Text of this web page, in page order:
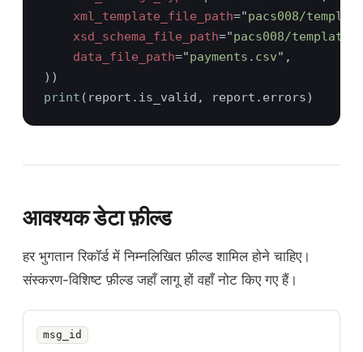
xml_template_file_path="pacs008/
xsd_schema_file_path="pacs008/
data_file_path="payments.csv
print
आवश्यक डेटा फ़ील्ड
हर भुगतान रिकॉर्ड में निम्नलिखित फ़ील्ड शामिल होने चाहिए।
संस्करण-विशिष्ट फ़ील्ड जहाँ लागू हों वहाँ नोट किए गए हैं।
फ़ील्ड
msg_id